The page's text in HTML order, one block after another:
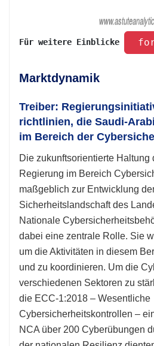
Für weitere Einblicke
Marktdynamik
Treiber:
richtlinien, die Saudi-
im Bereich der
Die zukunftsorientierte Haltung
Regierung im Bereich
maßgeblich zur Entwicklung
Sicherheitslandschaft des
Nationale
dabei eine zentrale Rolle. Sie
um die Aktivitäten in diesem
und zu koordinieren. Um die
verschiedenen Sektoren zu
die ECC-1:2018 – Wesentliche
Cybersicherheitskontrollen –
NCA über 200 Cyberübungen